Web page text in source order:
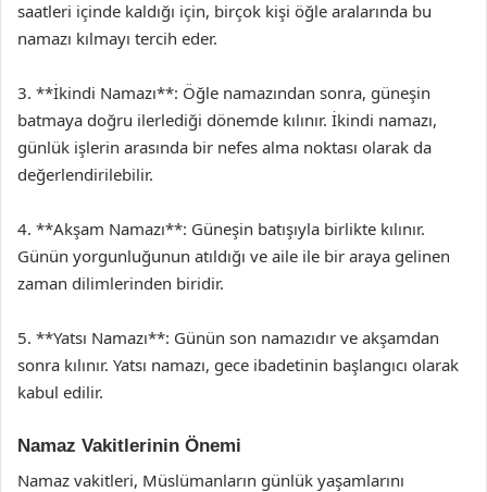
saatleri içinde kaldığı için, birçok kişi öğle aralarında bu
namazı kılmayı tercih eder.
3. **İkindi Namazı**: Öğle namazından sonra, güneşin
batmaya doğru ilerlediği dönemde kılınır. İkindi namazı,
günlük işlerin arasında bir nefes alma noktası olarak da
değerlendirilebilir.
4. **Akşam Namazı**: Güneşin batışıyla birlikte kılınır.
Günün yorgunluğunun atıldığı ve aile ile bir araya gelinen
zaman dilimlerinden biridir.
5. **Yatsı Namazı**: Günün son namazıdır ve akşamdan
sonra kılınır. Yatsı namazı, gece ibadetinin başlangıcı olarak
kabul edilir.
Namaz Vakitlerinin Önemi
Namaz vakitleri, Müslümanların günlük yaşamlarını